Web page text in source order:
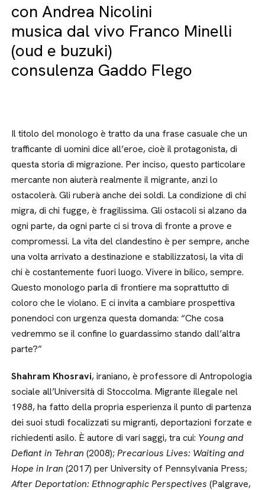
con Andrea Nicolini
musica dal vivo Franco Minelli
(oud e buzuki)
consulenza Gaddo Flego
Il titolo del monologo è tratto da una frase casuale che un
trafficante di uomini dice all’eroe, cioè il protagonista, di
questa storia di migrazione. Per inciso, questo particolare
mercante non aiuterà realmente il migrante, anzi lo
ostacolerà. Gli ruberà anche dei soldi. La condizione di chi
migra, di chi fugge, è fragilissima. Gli ostacoli si alzano da
ogni parte, da ogni parte ci si trova di fronte a prove e
compromessi. La vita del clandestino è per sempre, anche
una volta arrivato a destinazione e stabilizzatosi, la vita di
chi è costantemente fuori luogo. Vivere in bilico, sempre.
Questo monologo parla di frontiere ma soprattutto di
coloro che le violano. E ci invita a cambiare prospettiva
ponendoci con urgenza questa domanda: “Che cosa
vedremmo se il confine lo guardassimo stando dall’altra
parte?”
Shahram Khosravi, iraniano, è professore di Antropologia
sociale all’Università di Stoccolma. Migrante illegale nel
1988, ha fatto della propria esperienza il punto di partenza
dei suoi studi focalizzati su migranti, deportazioni forzate e
richiedenti asilo. È autore di vari saggi, tra cui: Young and
Defiant in Tehran (2008);Precarious Lives: Waiting and
Hope in Iran (2017) per University of Pennsylvania Press;
After Deportation: Ethnographic Perspectives(Palgrave,